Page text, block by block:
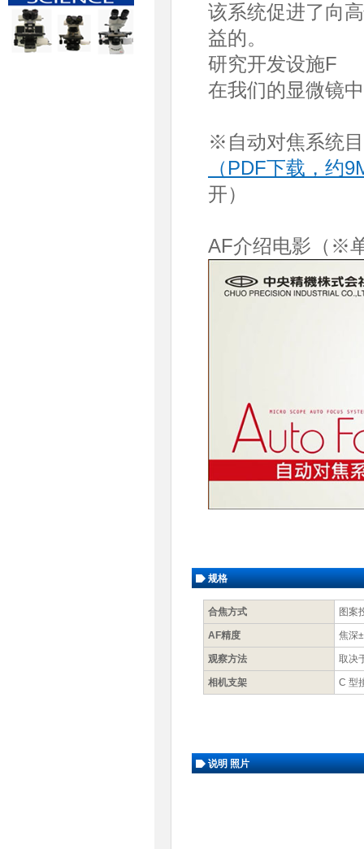
该系统促进了向
益的。
研究开发设施F
在我们的显微镜
※自动对焦系统
（PDF下载，约
开）
AF介绍电影（※
规格
合焦方式 图案
AF精度 焦深
观察方法 取决
相机支架 C 型
说明 照片